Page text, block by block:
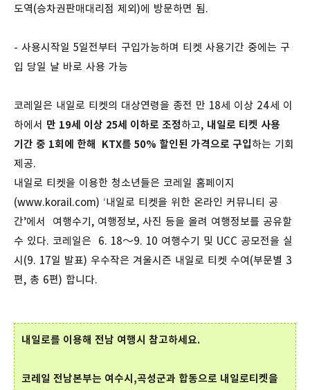
도역(승차권판매대리점 제외)에 방문하면 됨.
- 사용시작일 5일전부터 구입가능하며 티켓 사용기간 중에는 구
입 당일 날 바로 사용 가능
코레일은 내일로 티켓의 대상연령을 종전 만 18세 이상 24세 이
하에서 만 19세 이상 25세 이하로 조정하고, 내일로 티켓 사용
기간 중 1회에 한해 KTX를 50% 할인된 가격으로 구입하는 기회
제공.
내일로 티켓을 이용한 청소년들은 코레일 홈페이지
(www.korail.com) ‘내일로 티켓을 위한 온라인 커뮤니티 공
간’에서 여행수기, 여행정보, 사진 등을 올려 여행정보를 공유할
수 있다. 코레일은 6. 18～9. 10 여행수기 및 UCC 공모전을 실
시(9. 17일 발표) 우수작은 겨울시즌 내일로 티켓 수여(부문별 3
편, 총 6편) 합니다.
내일로를 이용해 전남 여행시 참고하세요.
코레일 전남본부는 여수시,곡성군과 합동으로 내일로티켓을